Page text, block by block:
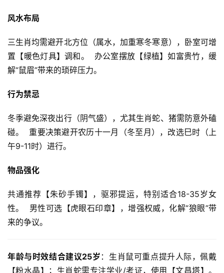
风水布局
三生肖均需避开北方位（属水，加重寒冬寒意），卧室可增
置【暖色灯具】调和。  办公室摆放【绿植】如富贵竹，缓
解“鼠眉”带来的琐碎压力。
行为禁忌
冬季避免深夜出行（阴气盛），尤其生肖蛇、猪需防意外磕
碰。  重要决策避开农历十一月（冬至月），改选巳时（上
午9-11时）进行。
物品强化
共通推荐【朱砂手镯】，驱邪提运，特别适合18-35岁女
性。  男性可选【虎眼石印章】，增强权威，化解“狼眼”带
来的争议。
年龄与时效结合建议25岁 ：生肖鼠可重点提升人际，佩戴